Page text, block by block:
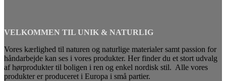
VELKOMMEN TIL UNIK & NATURLIG
Vores kærlighed til naturen og naturlige materialer samt passion for
håndarbejde kan ses i vores produkter. Her finder du et stort udvalg
af hørprodukter til boligen i ren og enkel nordisk stil. Alle vores
produkter er produceret i Europa i små partier.